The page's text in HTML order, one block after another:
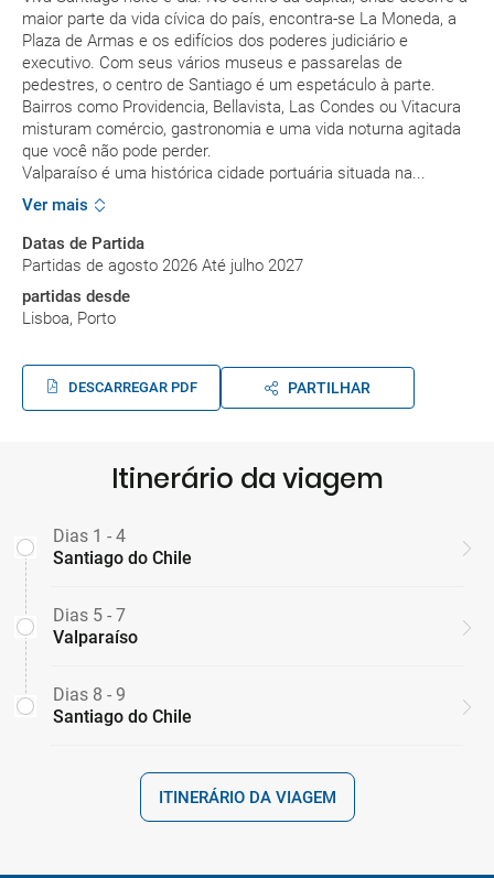
maior parte da vida cívica do país, encontra-se La Moneda, a
Plaza de Armas e os edifícios dos poderes judiciário e
executivo. Com seus vários museus e passarelas de
pedestres, o centro de Santiago é um espetáculo à parte.
Bairros como Providencia, Bellavista, Las Condes ou Vitacura
misturam comércio, gastronomia e uma vida noturna agitada
que você não pode perder.
Valparaíso é uma histórica cidade portuária situada na...
Ver mais
Datas de Partida
Partidas de agosto 2026 Até julho 2027
partidas desde
Lisboa, Porto
DESCARREGAR PDF PARTILHAR
Itinerário da viagem
Dias 1 - 4
Santiago do Chile
Dias 5 - 7
Valparaíso
Dias 8 - 9
Santiago do Chile
ITINERÁRIO DA VIAGEM